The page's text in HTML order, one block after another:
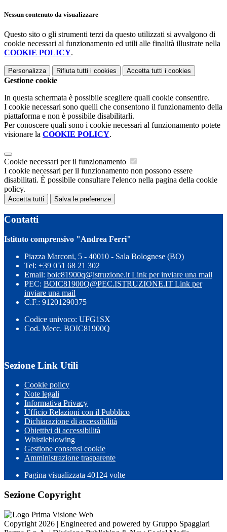
Nessun contenuto da visualizzare
Questo sito o gli strumenti terzi da questo utilizzati si avvalgono di
cookie necessari al funzionamento ed utili alle finalità illustrate nella
COOKIE POLICY.
Personalizza Rifiuta tutti i cookies Accetta tutti i cookies
Gestione cookie
In questa schermata è possibile scegliere quali cookie consentire.
I cookie necessari sono quelli che consentono il funzionamento della
piattaforma e non è possibile disabilitarli.
Per conoscere quali sono i cookie necessari al funzionamento potete
visionare la COOKIE POLICY.
Cookie necessari per il funzionamento
I cookie necessari per il funzionamento non possono essere
disabilitati. È possibile consultare l'elenco nella pagina della cookie
policy.
Accetta tutti Salva le preferenze
Contatti
Istituto comprensivo "Andrea Ferri"
Piazza Marconi, 5 - 40010 - Sala Bolognese (BO)
Tel: +39 051 68 21 302
Email: boic81900q@istruzione.it Link per inviare una mail
PEC: BOIC81900Q@PEC.ISTRUZIONE.IT Link per
inviare una mail
C.F.: 91201290375
Codice univoco: UFG1SX
Cod. Mecc. BOIC81900Q
Sezione Link Utili
Cookie policy
Note legali
Informativa Privacy
Ufficio Relazioni con il Pubblico
Dichiarazione di accessibilità
Obiettivi di accessibilità
Whistleblowing
Gestione consensi cookie
Amministrazione trasparente
Pagina visualizzata 40124 volte
Sezione Copyright
Copyright 2026 | Engineered and powered by Gruppo Spaggiari